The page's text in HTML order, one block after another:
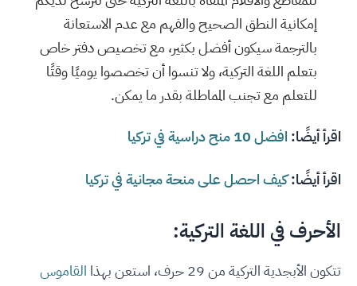
إمكانية النطق الصحيح والفهم مع عدم الاستعانة
بالترجمة سيكون أفضل بكثير، مع تخصيص دفتر خاص
بتعلم اللغة التركية، ولا تنسوا أن تخصصوا يوميًا وقتًا
للتعلم مع تجنب المماطلة بقدر ما يمكن.
اقرأ أيضًا: افضل 10 منح دراسية في تركيا
اقرأ أيضًا:كيف احصل على منحة مجانية في تركيا
الأحرف في اللغة التركية:
تتكون الأبجدية التركية من 29 حرف، استعن بهذا
القاموس